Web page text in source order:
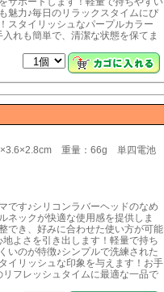
魅力♪毎日のリラックスタイムにぴ
スタイリッシュなパープルカラー
れも簡単で、清潔な状態を保てま
重量：66g 単四電池
です♪シリコンラバーヘッドのなめ
ネックが快適な使用感を提供しま
でき、好みに合わせた使い方が可能
よさを引き出します！軽量で持ち
いのが特徴♪シンプルで洗練された
イリッシュな印象を与えます！お手
フレッシュタイムに最適な一品で